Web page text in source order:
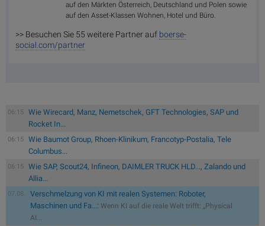
auf den Märkten Österreich, Deutschland und Polen sowie
auf den Asset-Klassen Wohnen, Hotel und Büro.
>> Besuchen Sie 55 weitere Partner auf boerse-
social.com/partner
06:15
Wie Wirecard, Manz, Nemetschek, GFT Technologies, SAP und
Rocket In...
06:15
Wie Baumot Group, Rhoen-Klinikum, Francotyp-Postalia, Tele
Columbus...
06:15
Wie SAP, Scout24, Infineon, DAIMLER TRUCK HLD..., Zalando und
Allia...
07.08.
Verschmelzung von KI mit realen Systemen: Roboter,
Maschinen und Fa...: Wenn KI auf die reale Welt trifft: „Physical
AI...